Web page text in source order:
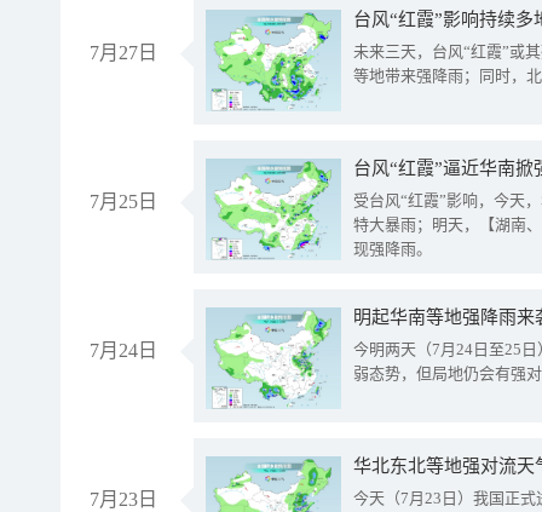
7月27日
台风“红霞”影响持续
未来三天，台风“红霞”或
等地带来强降雨；同时，
7月25日
台风“红霞”逼近华南
受台风“红霞”影响，今天
特大暴雨；明天，【湖南
现强降雨。
7月24日
明起华南等地强降雨
今明两天（7月24日至25
弱态势，但局地仍会有强
7月23日
华北东北等地强对流天
今天（7月23日）我国正